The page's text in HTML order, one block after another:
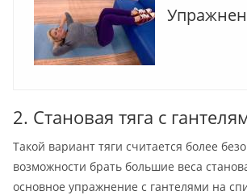
2. Становая тяга с
Такой вариант тяги считается более
возможности брать большие веса
основное упражнение с гантелями на